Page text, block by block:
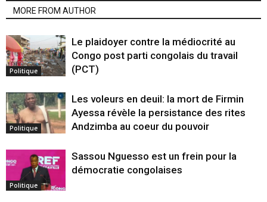
MORE FROM AUTHOR
Politique
Le plaidoyer contre la médiocrité au
Congo post parti congolais du travail
(PCT)
Politique
Les voleurs en deuil: la mort de Firmin
Ayessa révèle la persistance des rites
Andzimba au coeur du pouvoir
Politique
Sassou Nguesso est un frein pour la
démocratie congolaises